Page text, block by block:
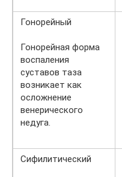
Гонорейный
Гонорейная форма
воспаления
суставов таза
возникает как
осложнение
венерического
недуга.
Сифилитический